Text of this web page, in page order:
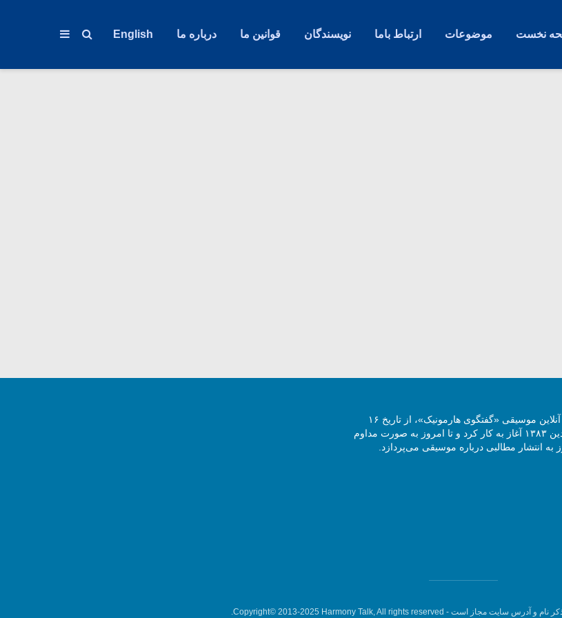
نخست موضوعات ارتباط باما نویسندگان قوانین ما درباره ما English
مجله آنلاین موسیقی «گفتگوی هارمونیک»، از تاریخ ۱۶
فروردین ۱۳۸۳ آغاز به کار کرد و تا امروز به صورت مداوم
به انتشار مطالبی درباره موسیقی می‌پردازد.
ذکر نام و آدرس سایت مجاز است - Copyright© 2013-2025 Harmony Talk, All rights reserved.